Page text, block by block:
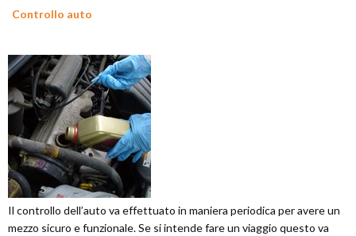
Controllo auto
Il controllo dell’auto va effettuato in maniera periodica per avere un
mezzo sicuro e funzionale. Se si intende fare un viaggio questo va